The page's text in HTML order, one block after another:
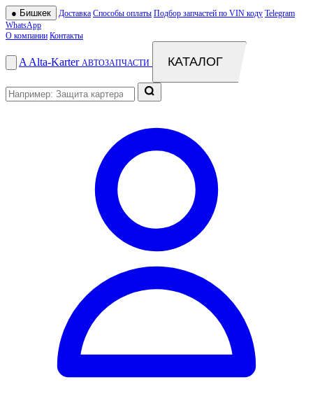
● Бишкек Доставка Способы оплаты Подбор запчастей по VIN коду Telegram
WhatsApp
О компании Контакты
A Alta-Karter АВТОЗАПЧАСТИ КАТАЛОГ